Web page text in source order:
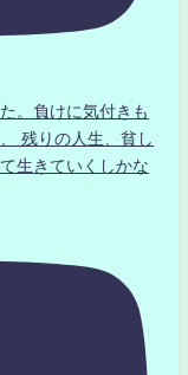
。負けに気付きも
残りの人生、貧し
生きていくしかな